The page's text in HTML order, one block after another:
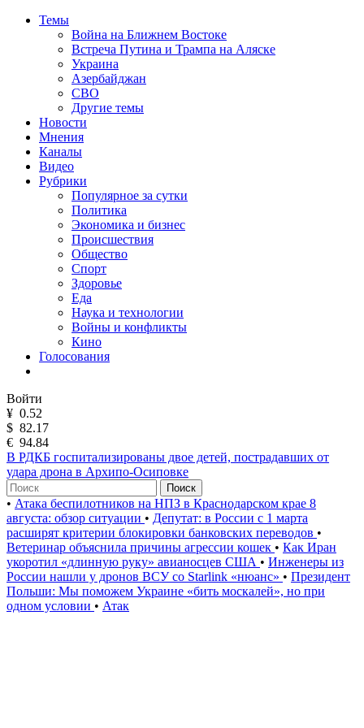
Темы
Война на Ближнем Востоке
Встреча Путина и Трампа на Аляске
Украина
Азербайджан
СВО
Другие темы
Новости
Мнения
Каналы
Видео
Рубрики
Популярное за сутки
Политика
Экономика и бизнес
Происшествия
Общество
Спорт
Здоровье
Еда
Наука и технологии
Войны и конфликты
Кино
Голосования
Войти
¥ 0.52
$ 82.17
€ 94.84
В РДКБ госпитализированы двое детей, пострадавших от
удара дрона в Архипо-Осиповке
Поиск
• Атака беспилотников на НПЗ в Краснодарском крае 8
августа: обзор ситуации • Депутат: в России с 1 марта
расширят критерии блокировки банковских переводов •
Ветеринар объяснила причины агрессии кошек • Как Иран
укоротил «длинную руку» авианосцев США • Инженеры из
России нашли у дронов ВСУ со Starlink «нюанс» • Президент
Польши: Мы поможем Украине «бить москалей», но при
одном условии • Атак